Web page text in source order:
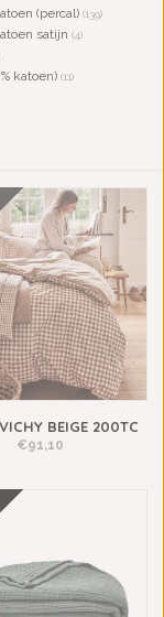
(percal) (139)
satijn (4)
katoen) (11)
BEIGE 200TC
€91,10